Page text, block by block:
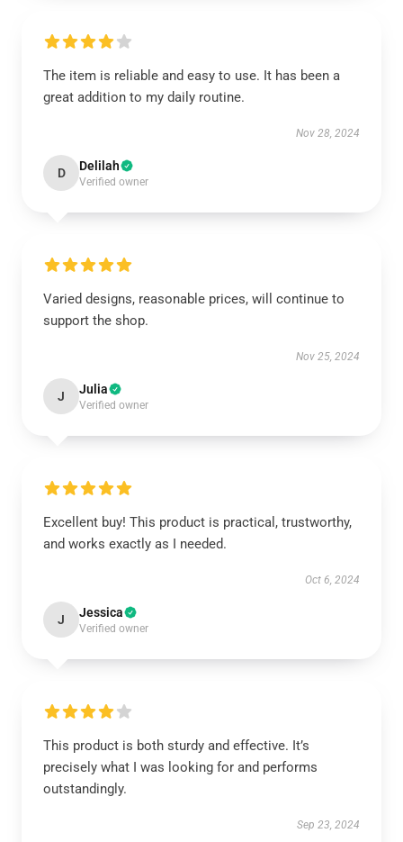
The item is reliable and easy to use. It has been a
great addition to my daily routine.
Nov 28, 2024
D Delilah
Verified owner
Varied designs, reasonable prices, will continue to
support the shop.
Nov 25, 2024
J Julia
Verified owner
Excellent buy! This product is practical, trustworthy,
and works exactly as I needed.
Oct 6, 2024
J Jessica
Verified owner
This product is both sturdy and effective. It’s
precisely what I was looking for and performs
outstandingly.
Sep 23, 2024